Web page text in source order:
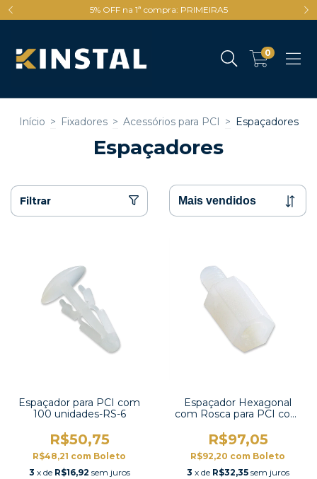
5% OFF na 1ª compra: PRIMEIRA5
0
Início > Fixadores > Acessórios para PCI > Espaçadores
Espaçadores
Filtrar
Espaçador para PCI com
100 unidades-RS-6
R$50,75
R$48,21 com Boleto
3 x de R$16,92 sem juros
Espaçador Hexagonal
com Rosca para PCI com
R$97,05
R$92,20 com Boleto
3 x de R$32,35 sem juros